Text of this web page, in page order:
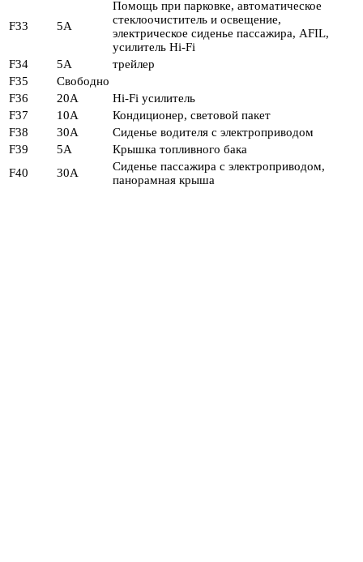
F33 5A
Помощь при парковке, автоматическое
стеклоочиститель и освещение,
электрическое сиденье пассажира, AFIL,
усилитель Hi-Fi
F34
5A
трейлер
F35
Свободно
F36
20А
Hi-Fi усилитель
F37
10А
Кондиционер, световой пакет
F38
30А
Сиденье водителя с электроприводом
F39
5A
Крышка топливного бака
F40
30А
Сиденье пассажира с электроприводом,
панорамная крыша